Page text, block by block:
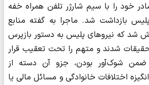
خود را با سیم شارژر تلفن همراه خفه
بازداشت شد. ماجرا به گفته منابع
شد که نیروهای پلیس به دستور بازپرس
شدند و متهم را تحت تعقیب قرار
شوک‌آور بودن، جزو آن دسته از
اختلافات خانوادگی و مسائل مالی یا